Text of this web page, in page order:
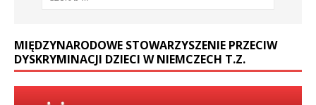
MIĘDZYNARODOWE STOWARZYSZENIE PRZECIW
DYSKRYMINACJI DZIECI W NIEMCZECH T.Z.